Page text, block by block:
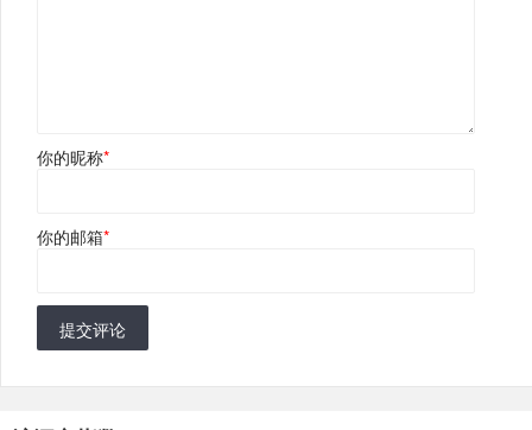
你的昵称*
你的邮箱*
提交评论